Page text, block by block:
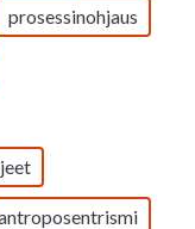
prosessinohjaus